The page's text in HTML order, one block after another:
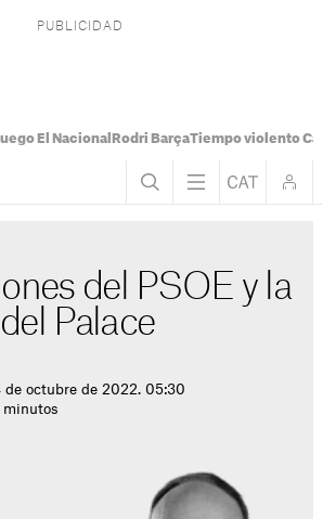
El Nacional Rodri BarçaTiempo violento
del PSOE y la
Palace
de octubre de 2022. 05:30
minutos